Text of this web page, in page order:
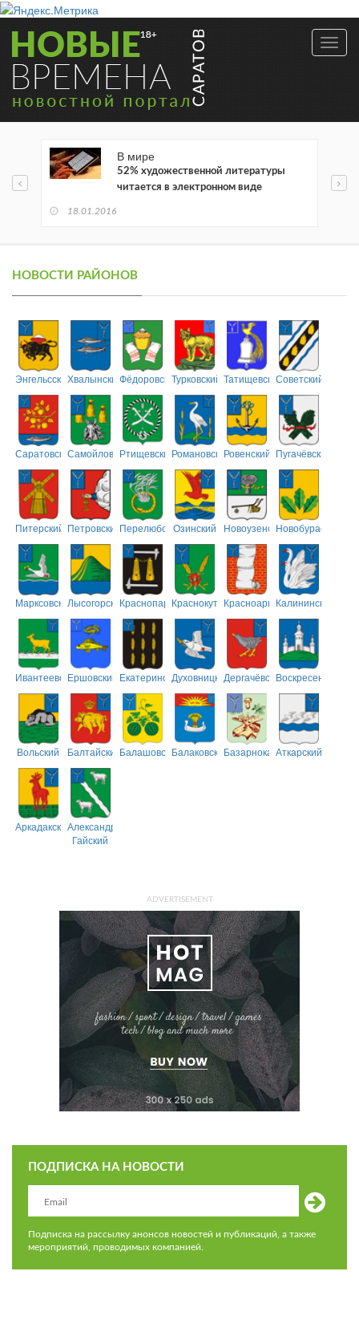
В мире
52% художественной литературы
читается в электронном виде
18.01.2016
НОВОСТИ РАЙОНОВ
ЭнгельсскийХвалынскийФёдоровскийТурковский ТатищевскийСоветский
СаратовскийСамойловскийРтищевскийРомановскийРовенский Пугачёвский
Питерский ПетровскийПерелюбскийОзинский НовоузенскийНовобурасский
МарксовскийЛысогорскийКраснопартизанский
КраснокутскийКрасноармейский
Калининский
ИвантеевскийЕршовский ЕкатериновскийДуховницкийДергачёвскийВоскресенский
Вольский БалтайскийБалашовскийБалаковскийБазарнокарабулакский
Аткарский
АркадакскийАлександрово-
Гайский
ADVERTISEMENT
ПОДПИСКА НА НОВОСТИ
Подписка на рассылку анонсов новостей и публикаций, а также
мероприятий, проводимых компанией.